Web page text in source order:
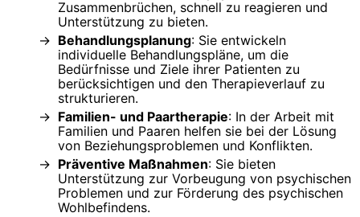
Zusammenbrüchen, schnell zu reagieren und
Unterstützung zu bieten.
Behandlungsplanung: Sie entwickeln
individuelle Behandlungspläne, um die
Bedürfnisse und Ziele ihrer Patienten zu
berücksichtigen und den Therapieverlauf zu
strukturieren.
Familien- und Paartherapie: In der Arbeit mit
Familien und Paaren helfen sie bei der Lösung
von Beziehungsproblemen und Konflikten.
Präventive Maßnahmen: Sie bieten
Unterstützung zur Vorbeugung von psychischen
Problemen und zur Förderung des psychischen
Wohlbefindens.